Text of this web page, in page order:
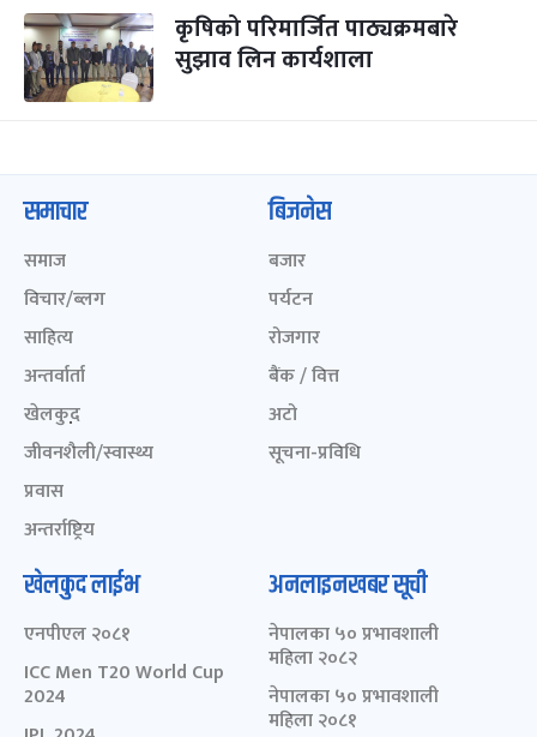
कृषिको परिमार्जित पाठ्यक्रमबारे
सुझाव लिन कार्यशाला
समाचार
समाज
विचार/ब्लग
साहित्य
अन्तर्वार्ता
खेलकुद़़
जीवनशैली/स्वास्थ्य
प्रवास
अन्तर्राष्ट्रिय
बिजनेस
बजार
पर्यटन
रोजगार
बैंक / वित्त
अटो
सूचना-प्रविधि
खेलकुद लाईभ
एनपीएल २०८१
ICC Men T20 World Cup
2024
अनलाइनखबर सूची
नेपालका ५० प्रभावशाली
महिला २०८२
नेपालका ५० प्रभावशाली
महिला २०८१